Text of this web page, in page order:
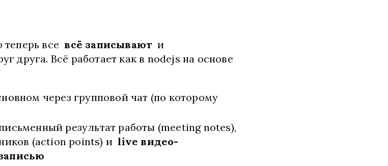
теперь все всё записывают и
друга. Всё работает как в nodejs на основе
через групповой чат (по которому
результат работы (meeting notes),
(action points) иlive видео-